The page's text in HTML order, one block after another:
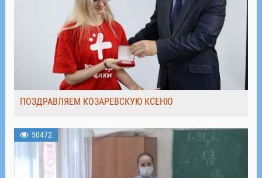
ПОЗДРАВЛЯЕМ КОЗАРЕВСКУЮ КСЕНЮ
50472